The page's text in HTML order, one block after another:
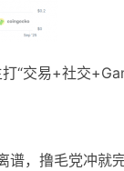
“交易+社交
，撸毛党冲就完